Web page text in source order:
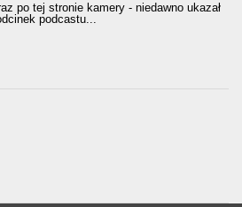
po tej stronie kamery - niedawno ukazał
podcastu...